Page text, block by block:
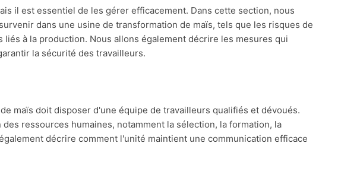
il est essentiel de les gérer efficacement. Dans cette section, nous
dans une usine de transformation de maïs, tels que les risques de
à la production. Nous allons également décrire les mesures qui
la sécurité des travailleurs.
maïs doit disposer d'une équipe de travailleurs qualifiés et dévoués.
ressources humaines, notamment la sélection, la formation, la
décrire comment l'unité maintient une communication efficace